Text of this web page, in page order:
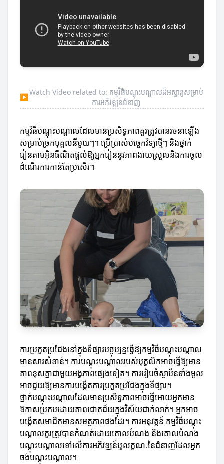
▶
Watch Video related to: កម្មវិធីបណ្តុះបណ្តាលដ៏អស្ចារ្យសម្រាប់
ការអភិវឌ្ឍន៍ជំនាញ
កម្មវិធីបណ្តុះបណ្តាលដែលមានប្រសិទ្ធភាពគួរត្រូវបានរចនាឡើង
សម្រាប់ច្រកបុគ្គលនីមួយៗ។ ប្រើប្រាស់បច្ចេកវិទ្យាថ្មីៗ និងថ្នាក់
រៀនតាមអ៊ិនធឺណិតផ្តល់ឱ្យអ្នករៀននូវភាពងាយស្រួលនិងការចូល
ដំណើរការកាន់តែប្រសើរ។
ការប្រកួតប្រជែងនៅក្នុងទីផ្សារបច្ចុប្បន្នធ្វើឱ្យកម្មវិធីបណ្តុះបណ្តាល
មានសារសំខាន់។ ការបណ្តុះបណ្តាលរបស់បុគ្គលិកអាចធ្វើឱ្យមាន
ភាពខុសគ្នាជាមួយអង្គភាពផ្សេងទៀត។ ការរៀបចំស្ថាប័នទាំងមូល
អាចជួយឱ្យមានការបង្កើតការប្រកួតប្រជែងក្នុងទីផ្សារ។
ថ្នាក់បណ្តុះបណ្តាលដែលមានប្រសិទ្ធភាពអាចធ្វើអោយអ្នកមាន
ឱកាសប្រកបដោយភាពជោគជ័យក្នុងវិស័យជាក់លាក់។ អ្នកអាច
បង្កើតសមាជិកមានសមត្ថភាពផងដែរ។ ការអនុវត្តន៍ កម្មវិធីបណ្តុះ
បណ្តាលគួរត្រូវបានកំណត់ដោយគោលបំណង និងគោលបំណង
បណ្ដុះបណ្តាលទៅលើការអភិវឌ្ឍន៍ឬលក្ខណៈនៃជំនាញដែលអ្នក
ចង់បណ្តុះបណ្តាល។